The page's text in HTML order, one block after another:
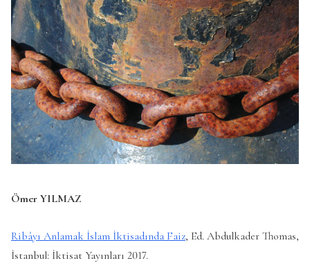
Ömer YILMAZ
Ribâyı Anlamak İslam İktisadında Faiz, Ed. Abdulkader Thomas,
İstanbul: İktisat Yayınları 2017.